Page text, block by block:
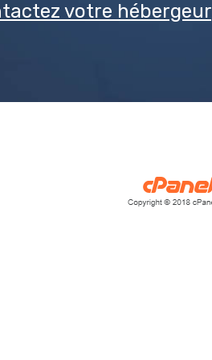
votre hébergeur